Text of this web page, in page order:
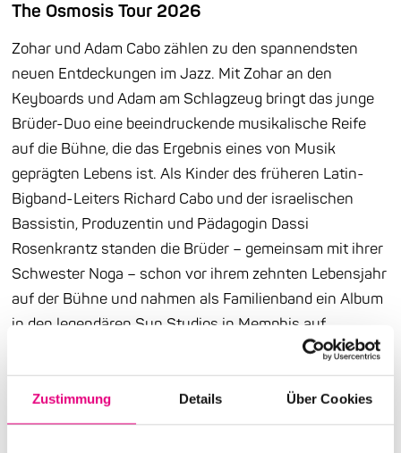
Zustimmung Details Über Cookies
The Osmosis Tour 2026
Zohar und Adam Cabo zählen zu den spannendsten
neuen Entdeckungen im Jazz. Mit Zohar an den
Keyboards und Adam am Schlagzeug bringt das junge
Brüder-Duo eine beeindruckende musikalische Reife
auf die Bühne, die das Ergebnis eines von Musik
geprägten Lebens ist. Als Kinder des früheren Latin-
Bigband-Leiters Richard Cabo und der israelischen
Bassistin, Produzentin und Pädagogin Dassi
Rosenkrantz standen die Brüder – gemeinsam mit ihrer
Schwester Noga – schon vor ihrem zehnten Lebensjahr
auf der Bühne und nahmen als Familienband ein Album
in den legendären Sun Studios in Memphis auf.
Während der Pandemie fanden sich die beiden als
Schüler im gemeinsamen Lockdown wieder – die
Geburtsstunde eines neuen kreativen Weges. Auf ihrem
Debütalbum „Osmosis”, das im Frühjahr 2025 erschien,